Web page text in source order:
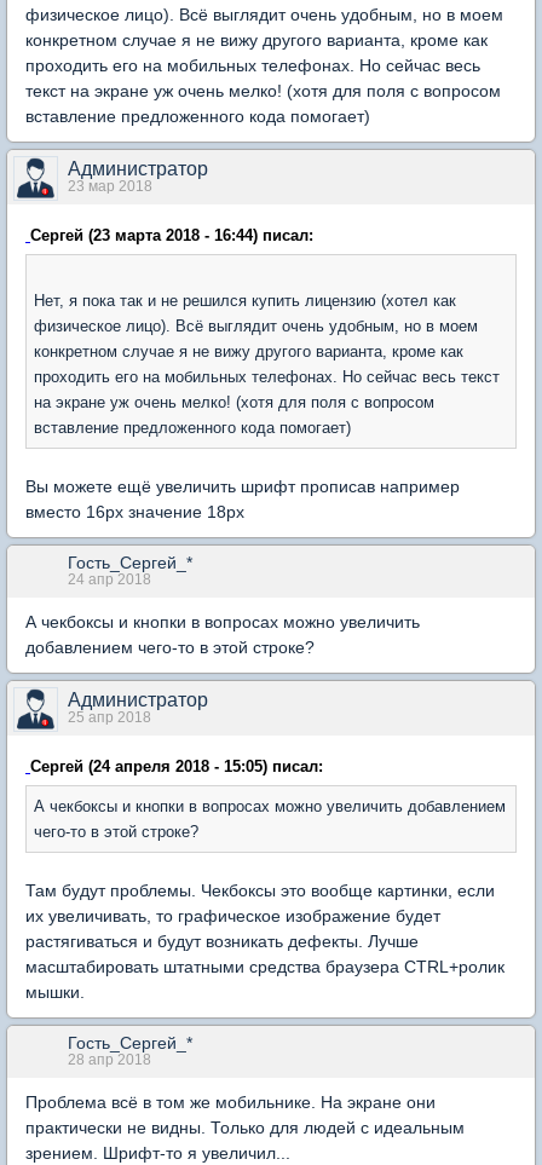
физическое лицо). Всё выглядит очень удобным, но в моем
конкретном случае я не вижу другого варианта, кроме как
проходить его на мобильных телефонах. Но сейчас весь
текст на экране уж очень мелко! (хотя для поля с вопросом
вставление предложенного кода помогает)
Администратор
23 мар 2018
Сергей (23 марта 2018 - 16:44) писал:
Нет, я пока так и не решился купить лицензию (хотел как
физическое лицо). Всё выглядит очень удобным, но в моем
конкретном случае я не вижу другого варианта, кроме как
проходить его на мобильных телефонах. Но сейчас весь текст
на экране уж очень мелко! (хотя для поля с вопросом
вставление предложенного кода помогает)
Вы можете ещё увеличить шрифт прописав например
вместо 16px значение 18px
Гость_Сергей_*
24 апр 2018
А чекбоксы и кнопки в вопросах можно увеличить
добавлением чего-то в этой строке?
Администратор
25 апр 2018
Сергей (24 апреля 2018 - 15:05) писал:
А чекбоксы и кнопки в вопросах можно увеличить добавлением
чего-то в этой строке?
Там будут проблемы. Чекбоксы это вообще картинки, если
их увеличивать, то графическое изображение будет
растягиваться и будут возникать дефекты. Лучше
масштабировать штатными средства браузера CTRL+ролик
мышки.
Гость_Сергей_*
28 апр 2018
Проблема всё в том же мобильнике. На экране они
практически не видны. Только для людей с идеальным
зрением. Шрифт-то я увеличил...